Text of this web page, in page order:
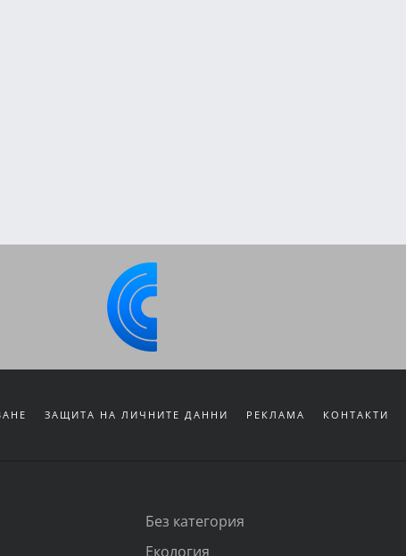
ЗАЩИТА НА ЛИЧНИТЕ ДАННИ РЕКЛАМА КОНТАКТИ
Без категория
Екология